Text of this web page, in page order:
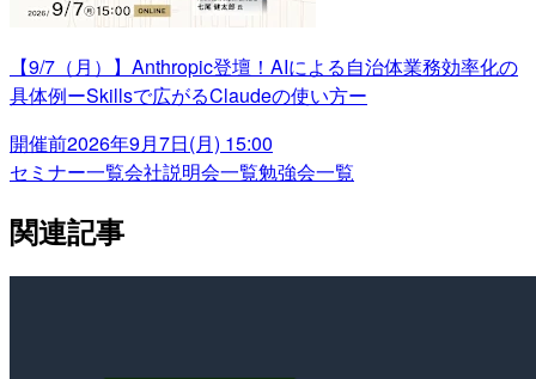
【9/7（月）】Anthropic登壇！AIによる自治体業務効率化の
具体例ーSkillsで広がるClaudeの使い方ー
開催前2026年9月7日(月) 15:00
セミナー一覧会社説明会一覧勉強会一覧
関連記事